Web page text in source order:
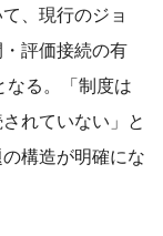
、現行のジョ
評価接続の有
なる。「制度は
れていない」と
構造が明確にな